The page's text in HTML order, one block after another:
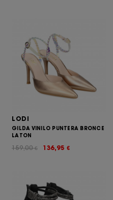
LODI
GILDA VINILO PUNTERA BRONCE
LATON
136,95 €
159,00€